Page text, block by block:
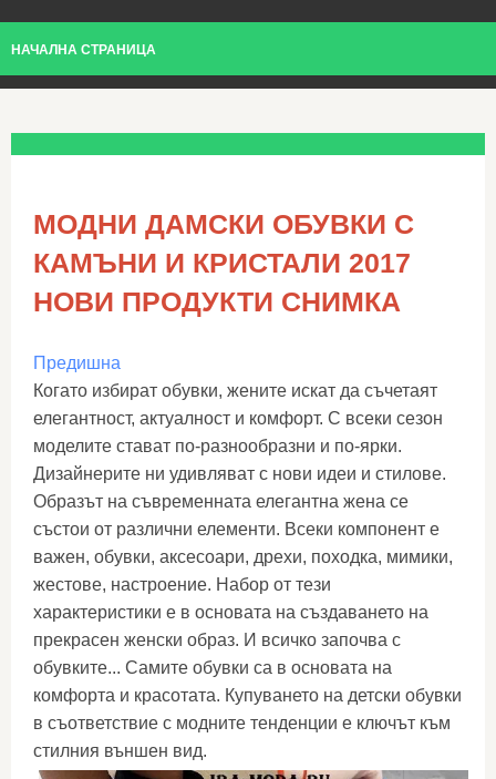
НАЧАЛНА СТРАНИЦА
МОДНИ ДАМСКИ ОБУВКИ С
КАМЪНИ И КРИСТАЛИ 2017
НОВИ ПРОДУКТИ СНИМКА
Предишна
Когато избират обувки, жените искат да съчетаят
елегантност, актуалност и комфорт. С всеки сезон
моделите стават по-разнообразни и по-ярки.
Дизайнерите ни удивляват с нови идеи и стилове.
Образът на съвременната елегантна жена се
състои от различни елементи. Всеки компонент е
важен, обувки, аксесоари, дрехи, походка, мимики,
жестове, настроение. Набор от тези
характеристики е в основата на създаването на
прекрасен женски образ. И всичко започва с
обувките... Самите обувки са в основата на
комфорта и красотата. Купуването на детски обувки
в съответствие с модните тенденции е ключът към
стилния външен вид.